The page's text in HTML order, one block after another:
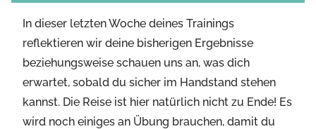
In dieser letzten Woche deines Trainings
reflektieren wir deine bisherigen Ergebnisse
beziehungsweise schauen uns an, was dich
erwartet, sobald du sicher im Handstand stehen
kannst. Die Reise ist hier natürlich nicht zu Ende! Es
wird noch einiges an Übung brauchen, damit du